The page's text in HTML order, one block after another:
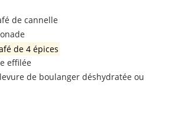
de cannelle
de 4 épices
effilée
de boulanger déshydratée ou